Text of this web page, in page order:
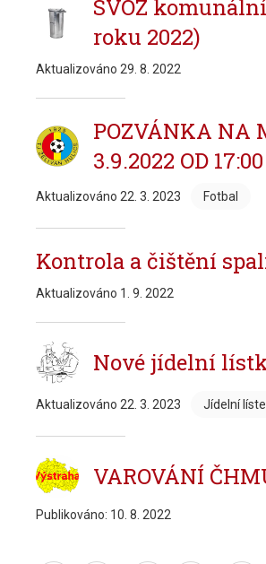
SVOZ
roku 2022)
Aktualizováno 29. 8. 2022
POZVÁNKA NA
3.9.2022 OD 17:00
Aktualizováno 22. 3. 2023 Fotbal
Kontrola a čištění
Aktualizováno 1. 9. 2022
Nové jídelní
Aktualizováno 22. 3. 2023 Jídelní
VAROVÁNÍ
Publikováno: 10. 8. 2022